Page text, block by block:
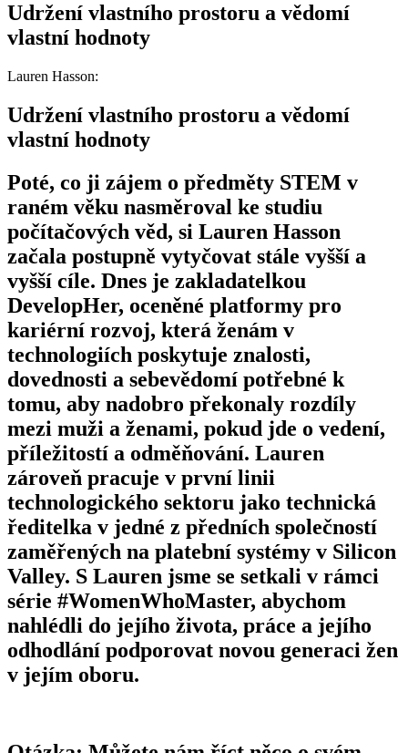
Udržení vlastního prostoru a vědomí
vlastní hodnoty
Lauren Hasson:
Udržení vlastního prostoru a vědomí
vlastní hodnoty
Poté, co ji zájem o předměty STEM v
raném věku nasměroval ke studiu
počítačových věd, si Lauren Hasson
začala postupně vytyčovat stále vyšší a
vyšší cíle. Dnes je zakladatelkou
DevelopHer, oceněné platformy pro
kariérní rozvoj, která ženám v
technologiích poskytuje znalosti,
dovednosti a sebevědomí potřebné k
tomu, aby nadobro překonaly rozdíly
mezi muži a ženami, pokud jde o vedení,
příležitostí a odměňování. Lauren
zároveň pracuje v první linii
technologického sektoru jako technická
ředitelka v jedné z předních společností
zaměřených na platební systémy v Silicon
Valley. S Lauren jsme se setkali v rámci
série #WomenWhoMaster, abychom
nahlédli do jejího života, práce a jejího
odhodlání podporovat novou generaci žen
v jejím oboru.